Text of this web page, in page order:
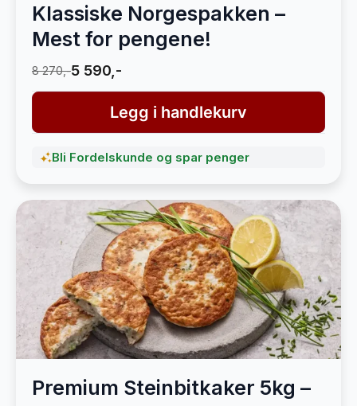
Klassiske Norgespakken –
Mest for pengene!
8 270,-5 590,-
Legg i handlekurv
Bli Fordelskunde og spar penger
Premium Steinbitkaker 5kg –